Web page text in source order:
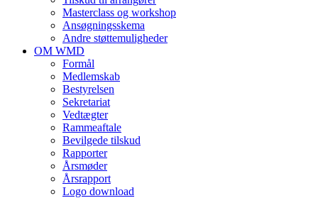
Masterclass og workshop
Ansøgningsskema
Andre støttemuligheder
OM WMD
Formål
Medlemskab
Bestyrelsen
Sekretariat
Vedtægter
Rammeaftale
Bevilgede tilskud
Rapporter
Årsmøder
Årsrapport
Logo download